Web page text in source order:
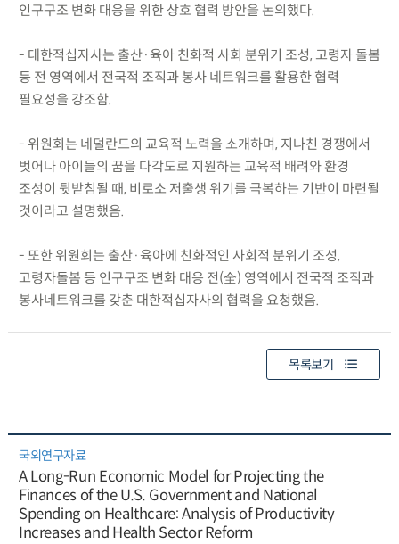
인구구조 변화 대응을 위한 상호 협력 방안을 논의했다.
- 대한적십자사는 출산·육아 친화적 사회 분위기 조성, 고령자 돌봄
등 전 영역에서 전국적 조직과 봉사 네트워크를 활용한 협력
필요성을 강조함.
- 위원회는 네덜란드의 교육적 노력을 소개하며, 지나친 경쟁에서
벗어나 아이들의 꿈을 다각도로 지원하는 교육적 배려와 환경
조성이 뒷받침될 때, 비로소 저출생 위기를 극복하는 기반이 마련될
것이라고 설명했음.
- 또한 위원회는 출산·육아에 친화적인 사회적 분위기 조성,
고령자돌봄 등 인구구조 변화 대응 전(全) 영역에서 전국적 조직과
봉사네트워크를 갖춘 대한적십자사의 협력을 요청했음.
목록보기
국외연구자료
A Long-Run Economic Model for Projecting the
Finances of the U.S. Government and National
Spending on Healthcare: Analysis of Productivity
Increases and Health Sector Reform